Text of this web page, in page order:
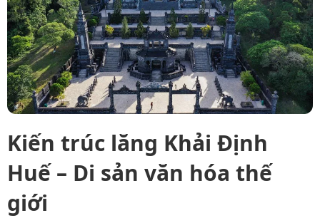
Kiến trúc lăng Khải Định
Huế – Di sản văn hóa thế
giới